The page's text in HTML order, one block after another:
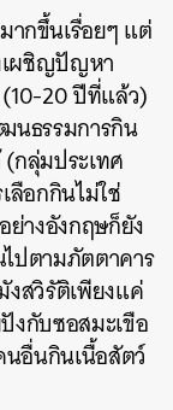
ากขึ้นเรื่อยๆ แต่
เผชิญปัญหา
20 ปีที่แล้ว)
นธรรมการกิน
กลุ่มประเทศ
ลือกกินไม่ใช่
ย่างอังกฤษก็ยัง
ปตามภัตตาคาร
สวิรัติเพียงแค่
งกับซอสมะเขือ
นอื่นกินเนื้อสัตว์